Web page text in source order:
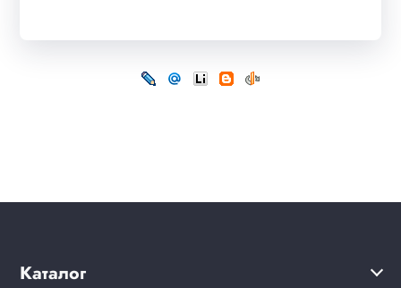
Каталог